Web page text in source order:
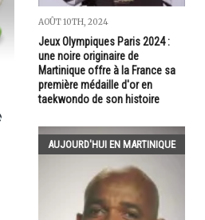
AOÛT 10TH, 2024
Jeux Olympiques Paris 2024 :
une noire originaire de
Martinique offre à la France sa
première médaille d'or en
taekwondo de son histoire
AUJOURD'HUI EN MARTINIQUE